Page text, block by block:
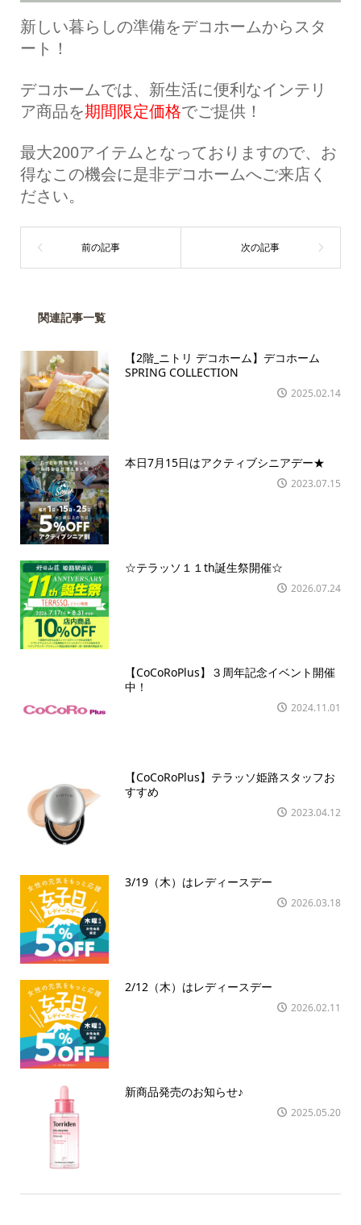
新しい暮らしの準備をデコホームからスタ
ート！
デコホームでは、新生活に便利なインテリ
ア商品を期間限定価格でご提供！
最大200アイテムとなっておりますので、お
得なこの機会に是非デコホームへご来店く
ださい。
関連記事一覧
【2階_ニトリ デコホーム】デコホーム
SPRING COLLECTION
2025.02.14
本日7月15日はアクティブシニアデー★
2023.07.15
☆テラッソ１１th誕生祭開催☆
2026.07.24
【CoCoRoPlus】３周年記念イベント開催
中！
2024.11.01
【CoCoRoPlus】テラッソ姫路スタッフお
すすめ
2023.04.12
3/19（木）はレディースデー
2026.03.18
2/12（木）はレディースデー
2026.02.11
新商品発売のお知らせ♪
2025.05.20